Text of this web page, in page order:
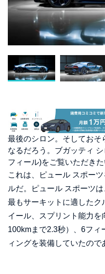
最後のシロン。そしておそ
なるだろう。ブガッティ
フィール)をご覧いただきた
これは、ピュール スポー
ルだ。ピュール スポーツ
最もサーキットに適したク
イール、スプリント能力
100kmまで2.3秒）、6フィ
ィングを装備していたので